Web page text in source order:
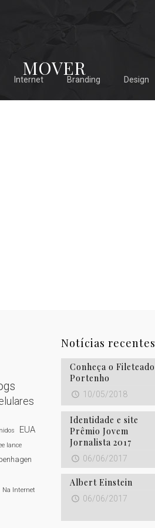
Internet Branding Design
MOVER
EUA
lance
Na Internet
Notícias recentes
Conheça o Fileteado
Portenho
10/05/2018
Identidade e site
Prêmio Jovem
Jornalista 2017
06/06/2017
Albert Einstein
06/06/2017